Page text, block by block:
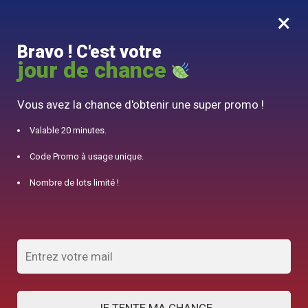
0
10% offert pour 50€ d’achats avec le code DJINN10
×
Bravo ! C'est votre
jour de chance
Vous avez la chance d'obtenir une super promo !
Valable 20 minutes.
Code Promo à usage unique.
Nombre de lots limité !